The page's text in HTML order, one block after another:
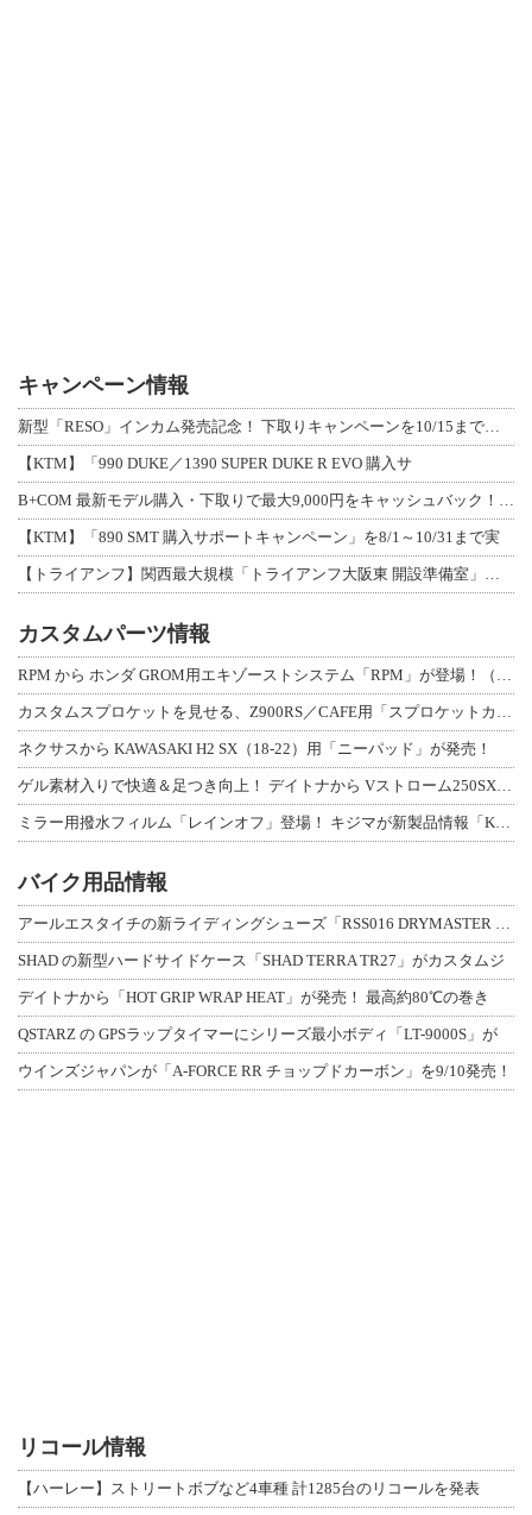
キャンペーン情報
新型「RESO」インカム発売記念！ 下取りキャンペーンを10/15まで延長して開
【KTM】「990 DUKE／1390 SUPER DUKE R EVO 購入サ
B+COM 最新モデル購入・下取りで最大9,000円をキャッシュバック！「B+F
【KTM】「890 SMT 購入サポートキャンペーン」を8/1～10/31まで実
【トライアンフ】関西最大規模「トライアンフ大阪東 開設準備室」がオープン！ 限定
カスタムパーツ情報
RPM から ホンダ GROM用エキゾーストシステム「RPM」が登場！（動画あり
カスタムスプロケットを見せる、Z900RS／CAFE用「スプロケットカバーフルキ
ネクサスから KAWASAKI H2 SX（18-22）用「ニーパッド」が発売！
ゲル素材入りで快適＆足つき向上！ デイトナから Vストローム250SX用「快適ロ
ミラー用撥水フィルム「レインオフ」登場！ キジマが新製品情報「KIJIMA NE
バイク用品情報
アールエスタイチの新ライディングシューズ「RSS016 DRYMASTER スト
SHAD の新型ハードサイドケース「SHAD TERRA TR27」がカスタムジ
デイトナから「HOT GRIP WRAP HEAT」が発売！ 最高約80℃の巻き
QSTARZ の GPSラップタイマーにシリーズ最小ボディ「LT-9000S」が
ウインズジャパンが「A-FORCE RR チョップドカーボン」を9/10発売！
リコール情報
【ハーレー】ストリートボブなど4車種 計1285台のリコールを発表